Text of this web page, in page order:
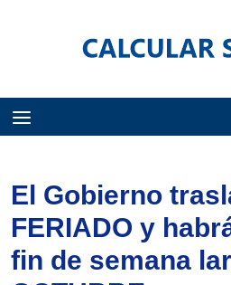
El Gobierno
FERIADO y
fin de semana